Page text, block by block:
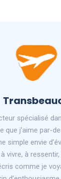
spécialisé
que j’aime par-
simple envie
vivre, à
comme je